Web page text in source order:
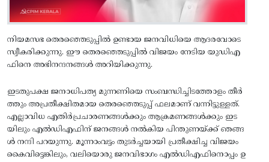
നിയമസഭ തെരഞ്ഞെടുപ്പിൽ ഉണ്ടായ ജനവിധിയെ ആദരവോടെ
സ്വീകരിക്കുന്നു. ഈ തെരഞ്ഞെടുപ്പിൽ വിജയം നേടിയ യുഡിഎ
ഫിനെ അഭിനന്ദനങ്ങൾ അറിയിക്കുന്നു.
ഇടതുപക്ഷ ജനാധിപത്യ മുന്നണിയെ സംബന്ധിച്ചിടത്തോളം തീർ
ത്തും അപ്രതീക്ഷിതമായ തെരഞ്ഞെടുപ്പ് ഫലമാണ് വന്നിട്ടുള്ളത്.
എല്ലാവിധ എതിർപ്രചാരണങ്ങൾക്കും ആക്രമണങ്ങൾക്കും ഇട
യിലും എൽഡിഎഫിന് ജനങ്ങൾ നൽകിയ പിന്തുണയ്ക്ക് ഞങ്ങ
ൾ നന്ദി പറയുന്നു. മൂന്നാംവട്ടം തുടർച്ചയായി പ്രതീക്ഷിച്ച വിജയം
കൈവിട്ടെങ്കിലും, വലിയൊരു ജനവിഭാഗം എൽഡിഎഫിനൊപ്പം ഉ